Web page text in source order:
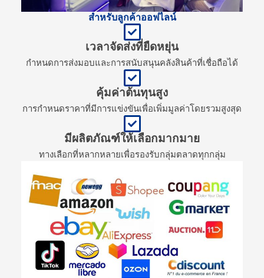
สำหรับลูกค้าออฟไลน์
เวลาจัดส่งที่ยืดหยุ่น
กำหนดการส่งมอบและการสนับสนุนคลังสินค้าที่เชื่อถือได้
คุ้มค่าต้นทุนสูง
การกำหนดราคาที่มีการแข่งขันเพื่อเพิ่มมูลค่าโดยรวมสูงสุด
มีผลิตภัณฑ์ให้เลือกมากมาย
ทางเลือกที่หลากหลายเพื่อรองรับกลุ่มตลาดทุกกลุ่ม